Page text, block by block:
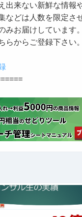
出来ない新鮮な情報や
などは人数を限定さ
みお届けしています。
らからご登録下さい。